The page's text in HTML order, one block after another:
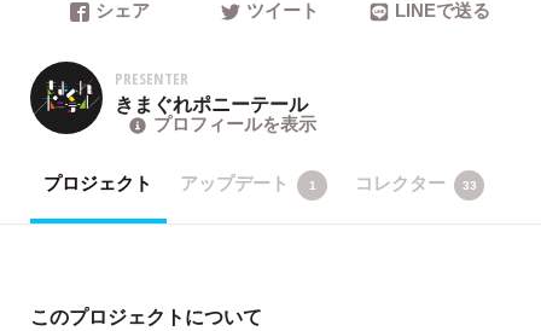
シェア ツイート LINEで送る
PRESENTER
きまぐれポニーテール
プロフィールを表示
プロジェクト アップデート 1 コレクター 33
このプロジェクトについて